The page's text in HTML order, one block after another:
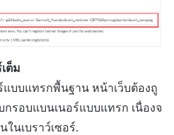
ต็ม
บบแทรกพื้นฐาน หน้าเว็บต้องถู
รอบแบนเนอร์แบบแทรก เนื่องจ
ในเบราว์เซอร์.